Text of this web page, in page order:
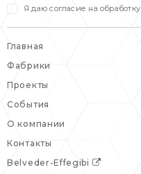
Я даю согласие на обработку
Главная
Фабрики
Проекты
События
О компании
Контакты
Belveder-Effegibi